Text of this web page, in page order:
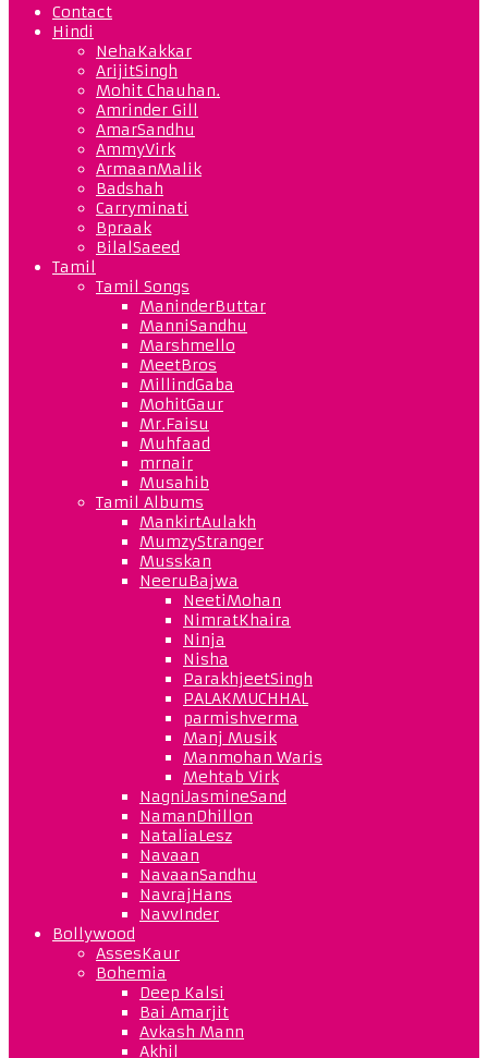
Contact
Hindi
NehaKakkar
ArijitSingh
Mohit Chauhan.
Amrinder Gill
AmarSandhu
AmmyVirk
ArmaanMalik
Badshah
Carryminati
Bpraak
BilalSaeed
Tamil
Tamil Songs
ManinderButtar
ManniSandhu
Marshmello
MeetBros
MillindGaba
MohitGaur
Mr.Faisu
Muhfaad
mrnair
Musahib
Tamil Albums
MankirtAulakh
MumzyStranger
Musskan
NeeruBajwa
NeetiMohan
NimratKhaira
Ninja
Nisha
ParakhjeetSingh
PALAKMUCHHAL
parmishverma
Manj Musik
Manmohan Waris
Mehtab Virk
NagniJasmineSand
NamanDhillon
NataliaLesz
Navaan
NavaanSandhu
NavrajHans
NavvInder
Bollywood
AssesKaur
Bohemia
Deep Kalsi
Bai Amarjit
Avkash Mann
Akhil